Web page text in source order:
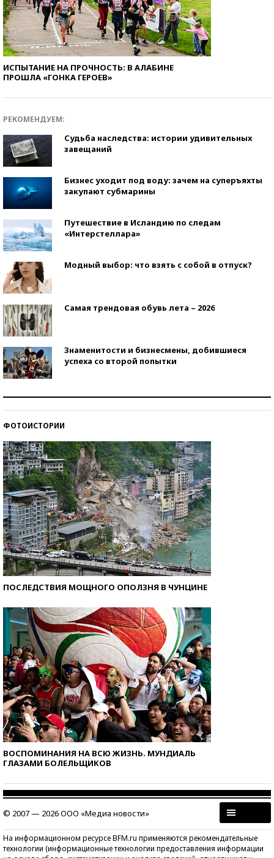
ИСПЫТАНИЕ НА ПРОЧНОСТЬ: В АЛАБИНЕ
ПРОШЛА «ГОНКА ГЕРОЕВ»
РЕКОМЕНДУЕМ:
Судьба наследства: истории удивительных
завещаний
Бизнес уходит под воду: зачем на суперъяхты
закупают субмарины
Путешествие в Исландию по следам
«Интерстеллара»
Модный выбор: что взять с собой в отпуск?
Самая трендовая обувь лета – 2026
Знаменитости и бизнесмены, добившиеся
успеха со второй попытки
ФОТОИСТОРИИ
ПОСЛЕДСТВИЯ МОЩНОГО ОПОЛЗНЯ В ЧУНЦИНЕ
ВОСПОМИНАНИЯ НА ВСЮ ЖИЗНЬ. МУНДИАЛЬ
ГЛАЗАМИ БОЛЕЛЬЩИКОВ
© 2007 — 2026 ООО «Медиа новости»
На информационном ресурсе BFM.ru применяются рекомендательные
технологии (информационные технологии предоставления информации